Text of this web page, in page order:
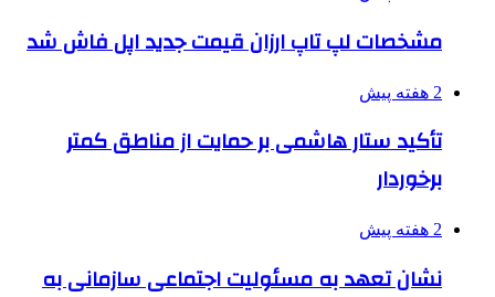
مشخصات لپ تاپ ارزان قیمت جدید اپل فاش شد
2 هفته پیش
تأکید ستار هاشمی بر حمایت از مناطق کمتر
برخوردار
2 هفته پیش
نشان تعهد به مسئولیت اجتماعی سازمانی به